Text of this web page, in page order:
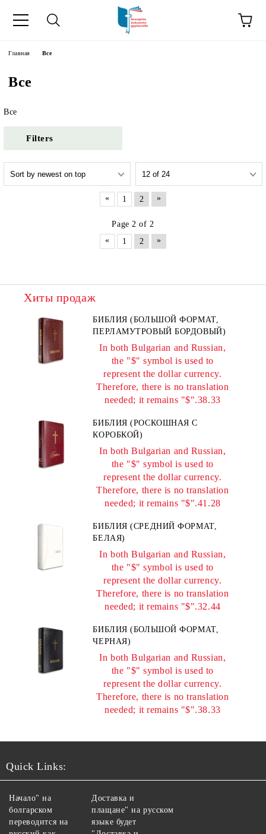
как
русский как
Главная Все
Все
Все
Filters
« 1 2 »
Page 2 of 2
«
1 2 »
Хиты продаж
БИБЛИЯ (БОЛЬШОЙ ФОРМАТ,
ПЕРЛАМУТРОВЫЙ БОРДОВЫЙ)
In both Bulgarian and Russian,
the "$" symbol is used to
represent the dollar currency.
Therefore, there is no translation
needed; it remains "$".38.33
БИБЛИЯ (РОСКОШНАЯ С
КОРОБКОЙ)
In both Bulgarian and Russian,
the "$" symbol is used to
represent the dollar currency.
Therefore, there is no translation
needed; it remains "$".41.28
БИБЛИЯ (СРЕДНИЙ ФОРМАТ,
БЕЛАЯ)
In both Bulgarian and Russian,
the "$" symbol is used to
represent the dollar currency.
Therefore, there is no translation
needed; it remains "$".32.44
БИБЛИЯ (БОЛЬШОЙ ФОРМАТ,
ЧЕРНАЯ)
In both Bulgarian and Russian,
the "$" symbol is used to
represent the dollar currency.
Therefore, there is no translation
needed; it remains "$".38.33
Quick Links:
Начало" на
болгарском
переводится на
Доставка и
плащане" на русском
языке будет